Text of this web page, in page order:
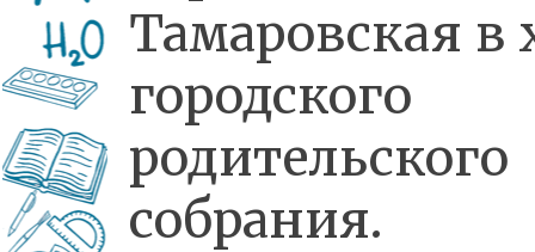
Тамаровская в
городского
родительского
собрания.